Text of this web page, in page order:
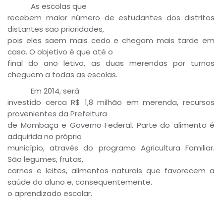
As escolas que
recebem maior número de estudantes dos distritos
distantes são prioridades,
pois eles saem mais cedo e chegam mais tarde em
casa. O objetivo é que até o
final do ano letivo, as duas merendas por turnos
cheguem a todas as escolas.
Em 2014, será
investido cerca R$ 1,8 milhão em merenda, recursos
provenientes da Prefeitura
de Mombaça e Governo Federal. Parte do alimento é
adquirida no próprio
município, através do programa Agricultura Familiar.
São legumes, frutas,
carnes e leites, alimentos naturais que favorecem a
saúde do aluno e, consequentemente,
o aprendizado escolar.